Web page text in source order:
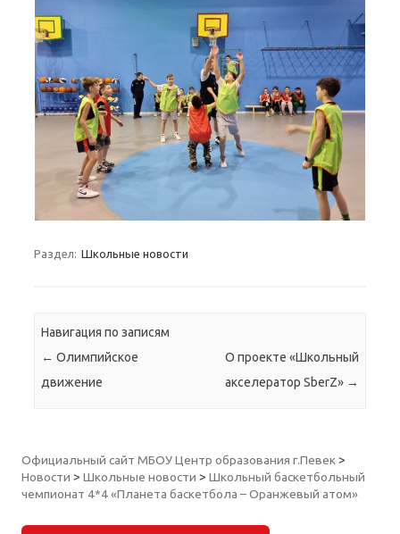
Раздел: Школьные новости
Навигация по записям
← Олимпийское
движение
О проекте «Школьный
акселератор SberZ» →
Официальный сайт МБОУ Центр образования г.Певек>
Новости > Школьные новости > Школьный баскетбольный
чемпионат 4*4 «Планета баскетбола – Оранжевый атом»